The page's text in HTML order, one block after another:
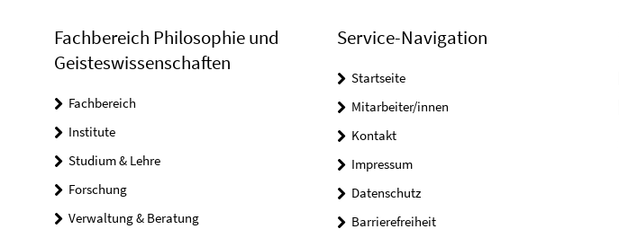
Fachbereich Philosophie und
Geisteswissenschaften
Fachbereich
Institute
Studium & Lehre
Forschung
Verwaltung & Beratung
Service-Navigation
Startseite
Mitarbeiter/innen
Kontakt
Impressum
Datenschutz
Barrierefreiheit